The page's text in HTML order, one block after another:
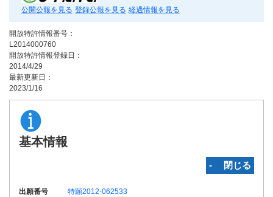
公開公報を見る 登録公報を見る 経過情報を見る
開放特許情報番号：
L2014000760
開放特許情報登録日：
2014/4/29
最新更新日：
2023/1/16
基本情報
‐ 閉じる
出願番号
特願2012-062533